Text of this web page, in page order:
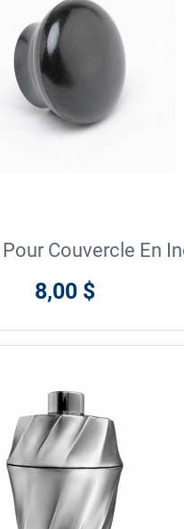
En savoir plus
Couvercle En
8,00 $